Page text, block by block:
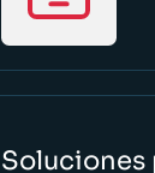
Soluciones